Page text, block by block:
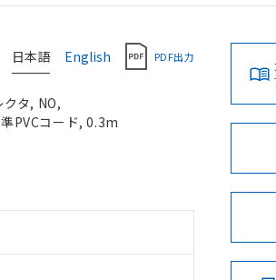
日本語 English PDF出力
タ, NO,
PVCコード, 0.3m